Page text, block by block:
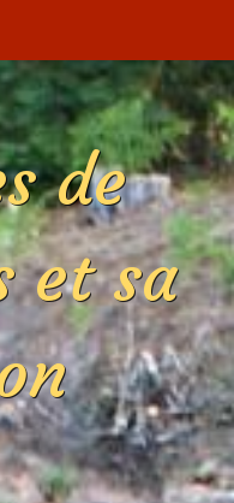
de
et sa